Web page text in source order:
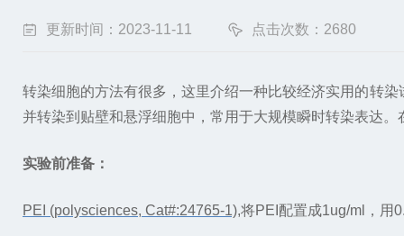
更新时间：2023-11-11 点击次数：2680
转染细胞的方法有很多，这里介绍一种比较经济实用的转染
并转染到贴壁和悬浮细胞中，常用于大规模瞬时转染表达。
实验前准备：
PEI (polysciences, Cat#:24765-1),将PEI配置成1ug/ml，用